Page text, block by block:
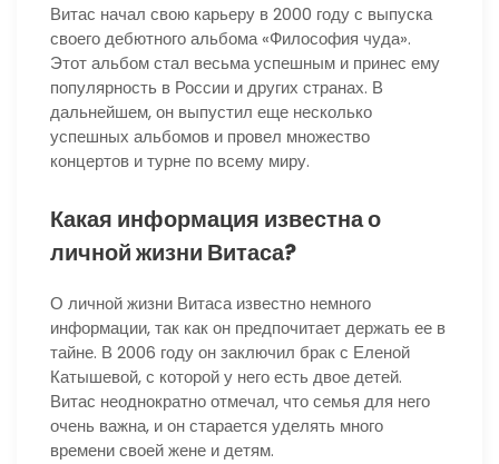
Витас начал свою карьеру в 2000 году с выпуска
своего дебютного альбома «Философия чуда».
Этот альбом стал весьма успешным и принес ему
популярность в России и других странах. В
дальнейшем, он выпустил еще несколько
успешных альбомов и провел множество
концертов и турне по всему миру.
Какая информация известна о
личной жизни Витаса?
О личной жизни Витаса известно немного
информации, так как он предпочитает держать ее в
тайне. В 2006 году он заключил брак с Еленой
Катышевой, с которой у него есть двое детей.
Витас неоднократно отмечал, что семья для него
очень важна, и он старается уделять много
времени своей жене и детям.